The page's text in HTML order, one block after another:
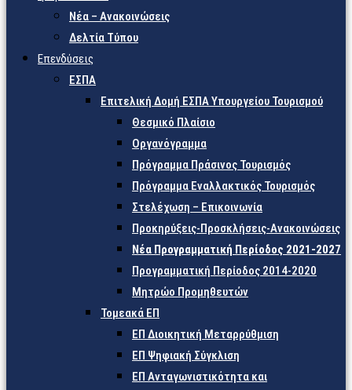
Νέα – Ανακοινώσεις
Δελτία Τύπου
Επενδύσεις
ΕΣΠΑ
Επιτελική Δομή ΕΣΠΑ Υπουργείου Τουρισμού
Θεσμικό Πλαίσιο
Οργανόγραμμα
Πρόγραμμα Πράσινος Τουρισμός
Πρόγραμμα Εναλλακτικός Τουρισμός
Στελέχωση – Επικοινωνία
Προκηρύξεις-Προσκλήσεις-Ανακοινώσεις
Νέα Προγραμματική Περίοδος 2021-2027
Προγραμματική Περίοδος 2014-2020
Μητρώο Προμηθευτών
Τομεακά ΕΠ
ΕΠ Διοικητική Μεταρρύθμιση
ΕΠ Ψηφιακή Σύγκλιση
ΕΠ Ανταγωνιστικότητα και